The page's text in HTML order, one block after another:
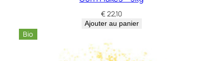
€22,10
Ajouter au panier
Bio